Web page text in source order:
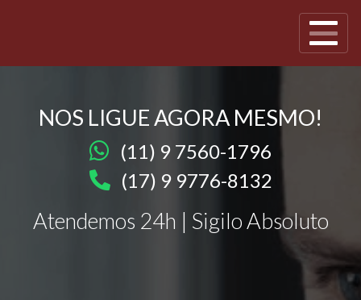
NOS LIGUE AGORA MESMO!
(11) 9 7560-1796
(17) 9 9776-8132
Atendemos 24h | Sigilo Absoluto